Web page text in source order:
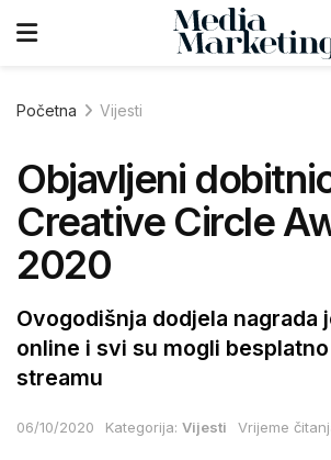
Početna Vijesti
Objavljeni
Creative Circle
2020
Ovogodišnja dodjela nagrada
online i svi su mogli
streamu
06/10/2020 Kategorija: Vijesti Vrijeme